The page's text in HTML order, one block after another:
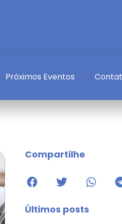
Próximos Eventos
Compartilhe
Últimos posts